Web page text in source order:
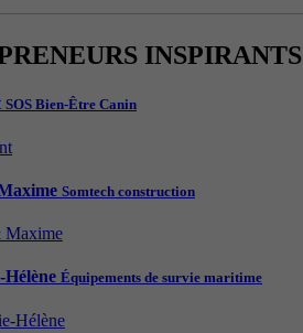
INSPIRANTS
SOS Bien-Être Canin
Somtech construction
Équipements de survie maritime